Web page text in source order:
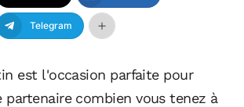
Telegram
est l'occasion parfaite pour
combien vous tenez à